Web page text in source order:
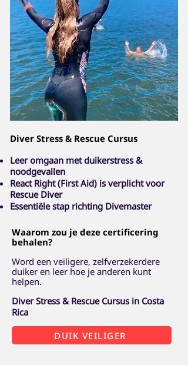
​Diver Stress & Rescue Cursus
Leer omgaan met duikerstress &
noodgevallen
React Right (First Aid) is verplicht voor
Rescue Diver
Essentiële stap richting Divemaster
Waarom zou je deze certificering
behalen?
Word een veiligere, zelfverzekerdere
duiker en leer hoe je anderen kunt
helpen.
Diver Stress & Rescue Cursus in Costa
Rica
DUIK VEILIGER